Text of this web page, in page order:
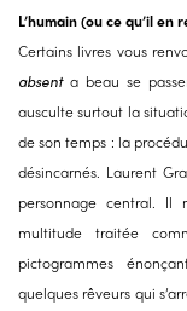
L’humain (ou ce qu’il en
Certains livres vous
absent a beau se
ausculte surtout la
de son temps : la
désincarnés. Laurent
personnage central. Il
multitude traitée
pictogrammes
quelques rêveurs qui